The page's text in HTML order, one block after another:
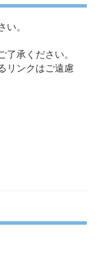
。
承ください。
リンクはご遠慮